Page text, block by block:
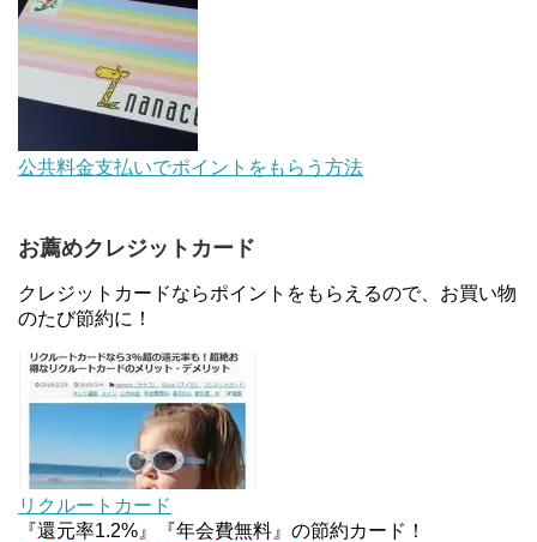
【対象者限定】楽天ペイで決済すると最大300ポイ
ントキャンペーン！～6/1
デジタルギフト改悪でいろいろ手数料徴収へ！8/3
～
au Pay等に等価交換できる「えらべるギフト」がフ
ァミリマートとミニストップで登場！WAON1%還
元で新ルート誕生！？
JCBカードWでApple Pay追加時のナビダイヤル
0570を回避する方法
住信SBIネット銀行のデビットカードPoint＋で最大
2%還元！V NEOバンクデビットとどっちが良い？
条件などまとめ
公共料金支払いでポイントをもらう方法
お薦めクレジットカード
クレジットカードならポイントをもらえるので、お買い物
のたび節約に！
リクルートカード
『還元率1.2%』『年会費無料』の節約カード！